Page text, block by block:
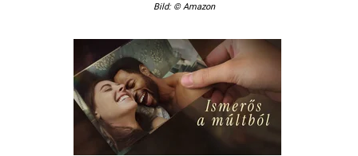
Bild: © Amazon